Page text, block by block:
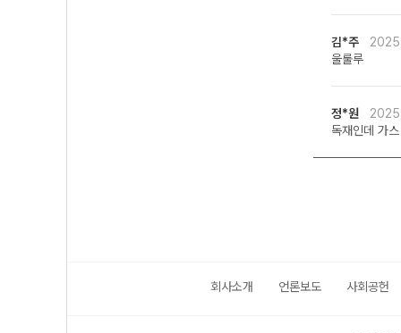
김*주
울룰루
정*원
독재인데 가
회사소개 언론보도 사회공헌